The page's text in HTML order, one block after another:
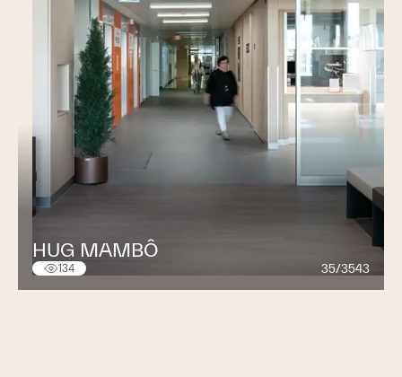
Equans Switzerland AG, Z.I. En Bovéry 34, 1868
Collombey, Tél : +41 24 441 73
valais.ch@equans.com
Equans Switzerland AG, allée de la Petite Prairie 8, 1260
Nyon, Tél +41 22 361 95 67
nyon.ch@equans.com
Equans Switzerland AG, Route de l'aéroport 29-31, 1215
Genève, Tél. +41 22 799 30 91
administration.ch@equans.com
HUG MAMBÔ
134 35/3543